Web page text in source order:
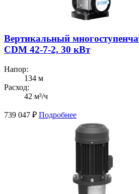
Вертикальный
CDM 42-7-2, 30 кВт
Напор:
134 м
Расход:
42 м³/ч
739 047 ₽ Подробнее